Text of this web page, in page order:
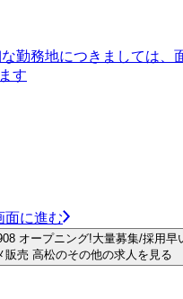
勤務地につきましては、
す
面に進む
オープニング!大量募集/採用早
販売 高松のその他の求人を見る